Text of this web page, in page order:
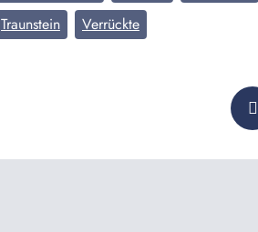
Traunstein Verrückte